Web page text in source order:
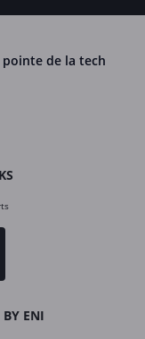
de la tech
ENI